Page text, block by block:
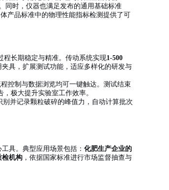
同时，仪器也满足发布的通用基础标准
产品标准中的物理性能指标检测提供了可
程长期稳定与精准。传动系统实现1-500
具，扩展测试功能，适应多样化的研发与
控制与数据浏览均可一键触达。测试结束
极大提升实验室工作效率。
别并记录颗粒破碎的峰值力，自动计算批次
具。典型应用场景包括： 化肥生产企业的
检机构 ，依据国家标准进行市场监督抽查与